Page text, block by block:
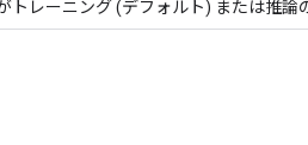
トレーニング (デフォルト) または推論